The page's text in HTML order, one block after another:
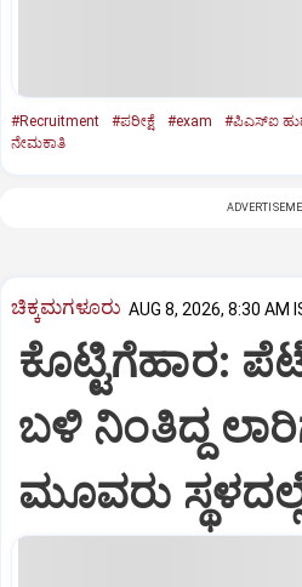
#Recruitment #ಪರೀಕ್ಷೆ #exam #ಪಿಎಸ್‌ಐ
ನೇಮಕಾತಿ
ಚಿಕ್ಕಮಗಳೂರು AUG 8, 2026, 8:30 AM
ಕೊಟ್ಟಿಗೆಹಾರ:
ಬಳಿ ನಿಂತಿದ್ದ
ಮೂವರು